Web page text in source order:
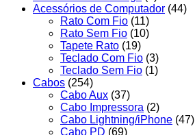
Acessórios de Computador (44)
Rato Com Fio (11)
Rato Sem Fio (10)
Tapete Rato (19)
Teclado Com Fio (3)
Teclado Sem Fio (1)
Cabos (254)
Cabo Aux (37)
Cabo Impressora (2)
Cabo Lightning/iPhone (47)
Cabo PD (69)